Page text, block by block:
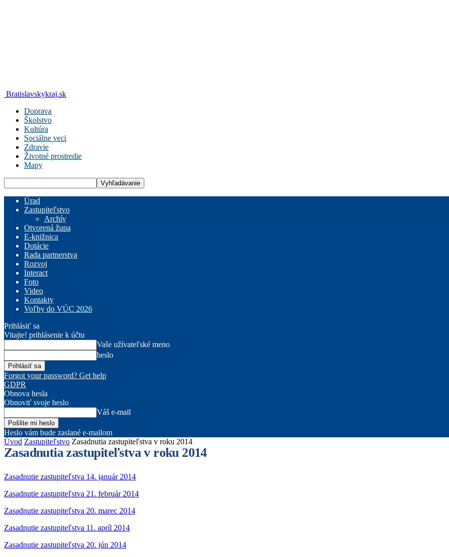
Bratislavskykraj.sk
Doprava
Školstvo
Kultúra
Sociálne veci
Zdravie
Životné prostredie
Mapy
Úrad
Zastupiteľstvo
Archív
Otvorená župa
E-knižnica
Dotácie
Rada partnerstva
Rozvoj
Interact
Foto
Video
Kontakty
Voľby do VÚC 2026
Prihlásiť sa
Vitajte! prihlásenie k účtu
Vaše užívateľské meno
heslo
Forgot your password? Get help
GDPR
Obnova hesla
Obnoviť svoje heslo
Váš e-mail
Heslo vám bude zaslané e-mailom
Úvod Zastupiteľstvo Zasadnutia zastupiteľstva v roku 2014
Zasadnutia zastupiteľstva v roku 2014
Zasadnutie zastupiteľstva 14. január 2014
Zasadnutie zastupiteľstva 21. február 2014
Zasadnutie zastupiteľstva 20. marec 2014
Zasadnutie zastupiteľstva 11. apríl 2014
Zasadnutie zastupiteľstva 20. jún 2014